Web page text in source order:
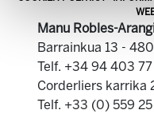
Manu Robles-
Barrainkua 13 -
Telf. +34 94 403
Corderliers karrika
Telf. +33 (0) 559